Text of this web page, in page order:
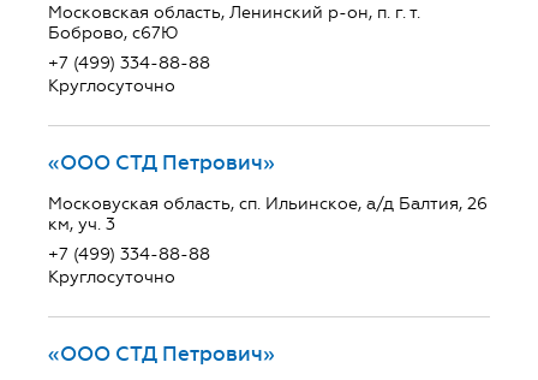
Московская область, Ленинский р-он, п. г. т.
Боброво, с67Ю
+7 (499) 334-88-88
Круглосуточно
«ООО СТД Петрович»
Московуская область, сп. Ильинское, а/д Балтия, 26
км, уч. 3
+7 (499) 334-88-88
Круглосуточно
«ООО СТД Петрович»